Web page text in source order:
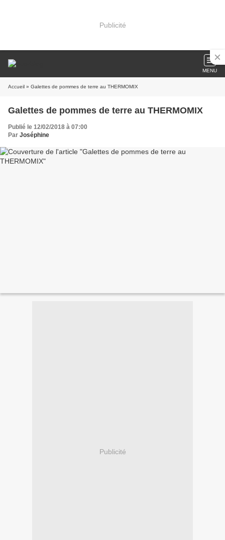
Publicité
MENU
Accueil » Galettes de pommes de terre au THERMOMIX
Galettes de pommes de terre au THERMOMIX
Publié le 12/02/2018 à 07:00
Par Joséphine
Publicité